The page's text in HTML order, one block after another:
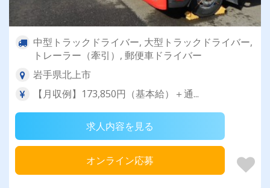
中型トラックドライバー, 大型トラックドライバー,
トレーラー（牽引）, 郵便車ドライバー
岩手県北上市
【月収例】173,850円（基本給）＋通...
求人内容を見る
オンライン応募